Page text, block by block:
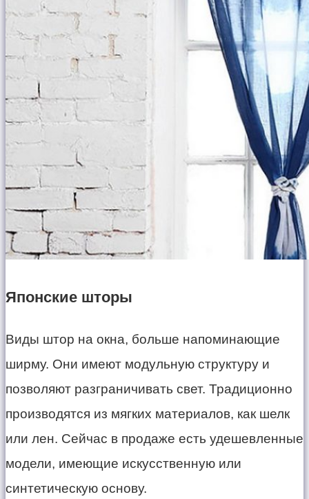
Японские шторы
Виды штор на окна, больше напоминающие
ширму. Они имеют модульную структуру и
позволяют разграничивать свет. Традиционно
производятся из мягких материалов, как шелк
или лен. Сейчас в продаже есть удешевленные
модели, имеющие искусственную или
синтетическую основу.